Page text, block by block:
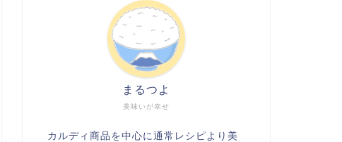
美味いが幸せ
まるつよ
カルディ商品を中心に通常レシピより美